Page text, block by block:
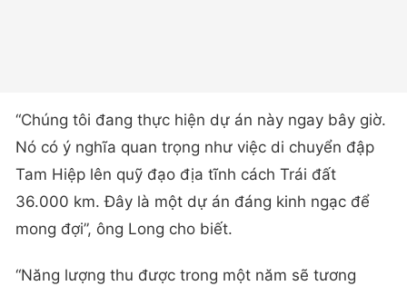
“Chúng tôi đang thực hiện dự án này ngay bây giờ.
Nó có ý nghĩa quan trọng như việc di chuyển đập
Tam Hiệp lên quỹ đạo địa tĩnh cách Trái đất
36.000 km. Đây là một dự án đáng kinh ngạc để
mong đợi”, ông Long cho biết.
“Năng lượng thu được trong một năm sẽ tương